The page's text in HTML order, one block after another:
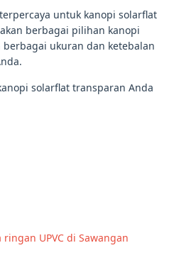
untuk kanopi solarflat
berbagai pilihan kanopi
ukuran dan ketebalan
solarflat transparan Anda
ringan UPVC di Sawangan